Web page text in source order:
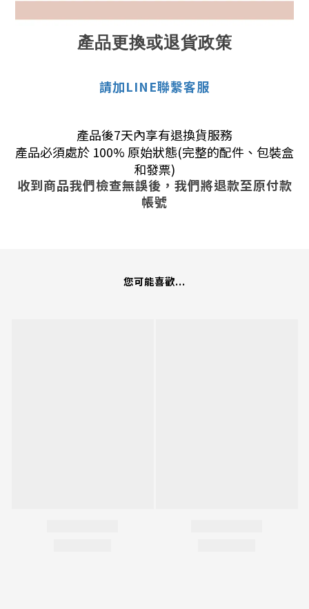
產品更換或退貨政策
請加LINE聯繫客服
產品後7天內享有退換貨服務
產品必須處於 100% 原始狀態(完整的配件、包裝盒
和發票)
收到商品我們檢查無誤後，我們將退款至原付款
帳號
您可能喜歡...